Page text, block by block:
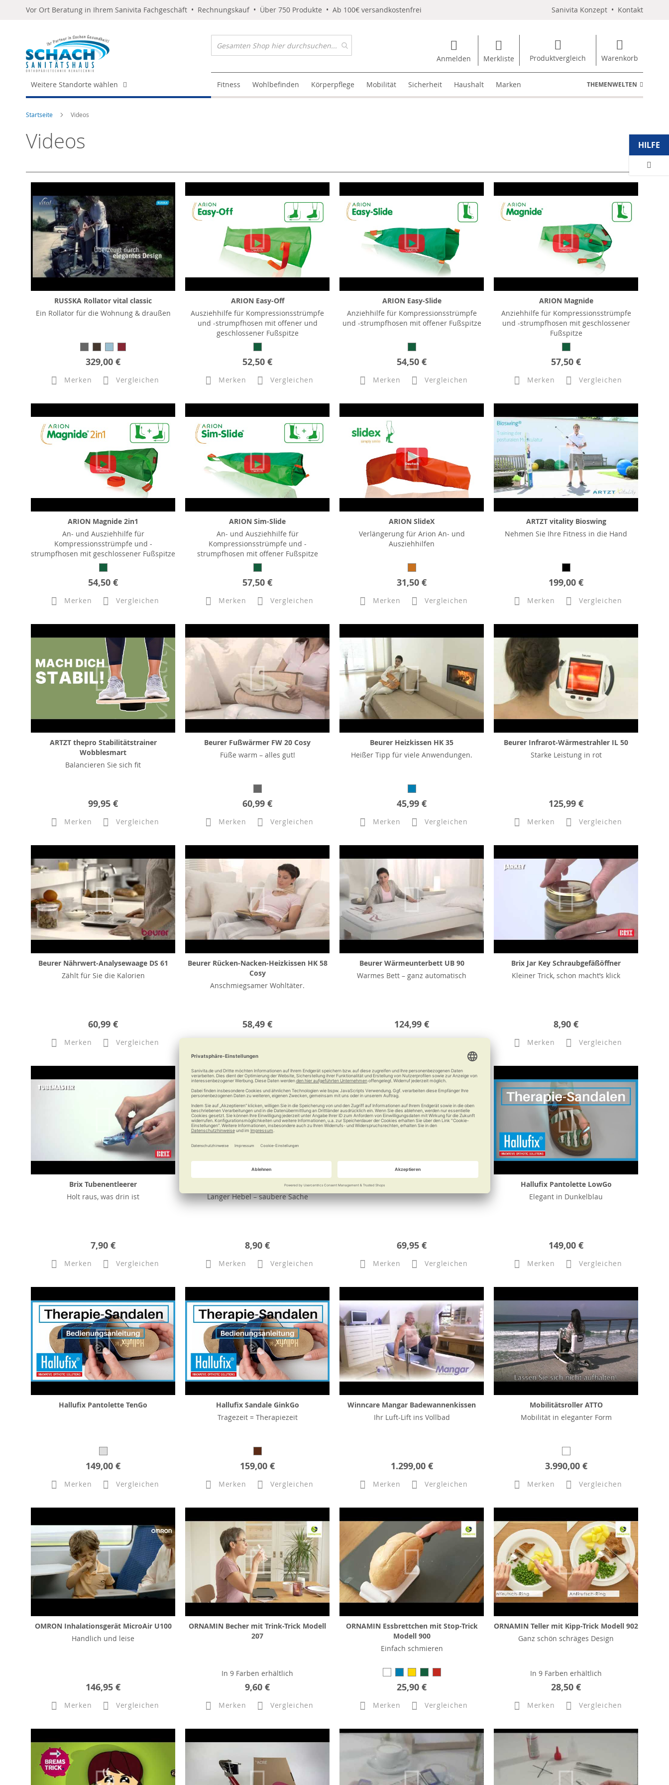
Vor Ort Beratung in Ihrem Sanivita Fachgeschäft • Rechnungskauf • Über 750 Produkte • Ab 100€ versandkostenfrei Sanivita Konzept • Kontakt
Anmelden Merkliste Produktvergleich Warenkorb
Weitere Standorte wählen Fitness Wohlbefinden Körperpflege Mobilität Sicherheit Haushalt Marken THEMENWELTEN
Startseite Videos
Videos
RUSSKA Rollator vital classic
Ein Rollator für die Wohnung & draußen
329,00 €
Merken Vergleichen
ARION Easy-Off
Ausziehhilfe für Kompressionsstrümpfe
und -strumpfhosen mit offener und
geschlossener Fußspitze
52,50 €
Merken Vergleichen
ARION Easy-Slide
Anziehhilfe für Kompressionsstrümpfe
und -strumpfhosen mit offener Fußspitze
54,50 €
Merken Vergleichen
ARION Magnide
Anziehhilfe für Kompressionsstrümpfe
und -strumpfhosen mit geschlossener
Fußspitze
57,50 €
Merken Vergleichen
ARION Magnide 2in1
An- und Ausziehhilfe für
Kompressionsstrümpfe und -
strumpfhosen mit geschlossener Fußspitze
54,50 €
Merken Vergleichen
ARION Sim-Slide
An- und Ausziehhilfe für
Kompressionsstrümpfe und -
strumpfhosen mit offener Fußspitze
57,50 €
Merken Vergleichen
ARION SlideX
Verlängerung für Arion An- und
Ausziehhilfen
31,50 €
Merken Vergleichen
ARTZT vitality Bioswing
Nehmen Sie Ihre Fitness in die Hand
199,00 €
Merken Vergleichen
ARTZT thepro Stabilitätstrainer
Wobblesmart
Balancieren Sie sich fit
99,95 €
Merken Vergleichen
Beurer Fußwärmer FW 20 Cosy
Füße warm – alles gut!
60,99 €
Merken Vergleichen
Beurer Heizkissen HK 35
Heißer Tipp für viele Anwendungen.
45,99 €
Merken Vergleichen
Beurer Infrarot-Wärmestrahler IL 50
Starke Leistung in rot
125,99 €
Merken Vergleichen
Beurer Nährwert-Analysewaage DS 61
Zählt für Sie die Kalorien
60,99 €
Merken Vergleichen
Beurer Rücken-Nacken-Heizkissen HK 58
Cosy
Anschmiegsamer Wohltäter.
58,49 €
Beurer Wärmeunterbett UB 90
Warmes Bett – ganz automatisch
124,99 €
Brix Jar Key Schraubgefäßöffner
Kleiner Trick, schon macht’s klick
8,90 €
Merken Vergleichen
Brix Tubenentleerer
Holt raus, was drin ist
7,90 €
Merken Vergleichen
Brix Zugring-Dosenöffner
Langer Hebel – saubere Sache
8,90 €
Merken Vergleichen
Gymstick Original 2.0
69,95 €
Merken Vergleichen
Hallufix Pantolette LowGo
Elegant in Dunkelblau
149,00 €
Merken Vergleichen
Hallufix Pantolette TenGo
149,00 €
Merken Vergleichen
Hallufix Sandale GinkGo
Tragezeit = Therapiezeit
159,00 €
Merken Vergleichen
Winncare Mangar Badewannenkissen
Ihr Luft-Lift ins Vollbad
1.299,00 €
Merken Vergleichen
Mobilitätsroller ATTO
Mobilität in eleganter Form
3.990,00 €
Merken Vergleichen
OMRON Inhalationsgerät MicroAir U100
Handlich und leise
146,95 €
Merken Vergleichen
ORNAMIN Becher mit Trink-Trick Modell
207
In 9 Farben erhältlich
9,60 €
Merken Vergleichen
ORNAMIN Essbrettchen mit Stop-Trick
Modell 900
Einfach schmieren
25,90 €
Merken Vergleichen
ORNAMIN Teller mit Kipp-Trick Modell 902
Ganz schön schräges Design
In 9 Farben erhältlich
28,50 €
Merken Vergleichen
HILFE